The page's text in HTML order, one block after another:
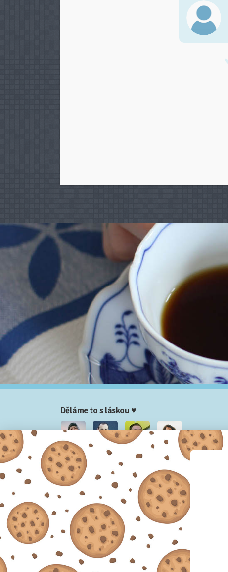
Děláme to s láskou ♥
Nela Josef Honza
Partneři